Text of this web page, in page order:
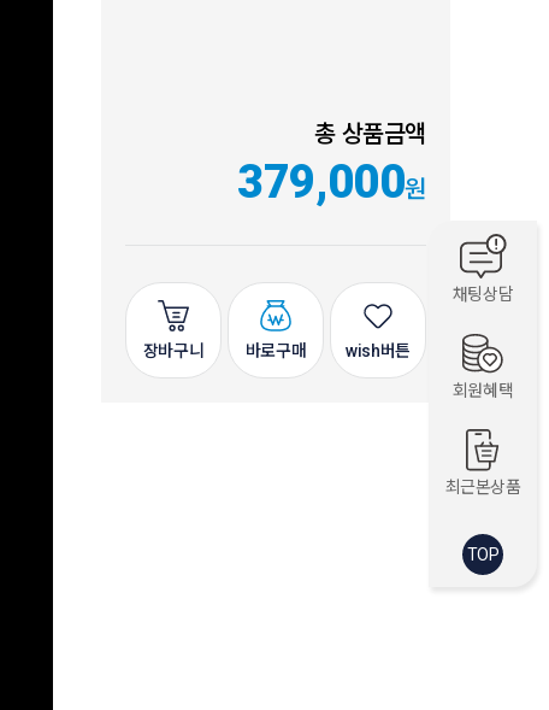
총 상품금액
379,000원
장바구니 바로구매 wish버튼
채팅상담
회원혜택
최근본상품
TOP